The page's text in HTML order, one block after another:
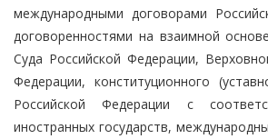
международными договорами
договоренностями на взаимной
Суда Российской Федерации,
Федерации, конституционного
Российской Федерации с
иностранных государств,